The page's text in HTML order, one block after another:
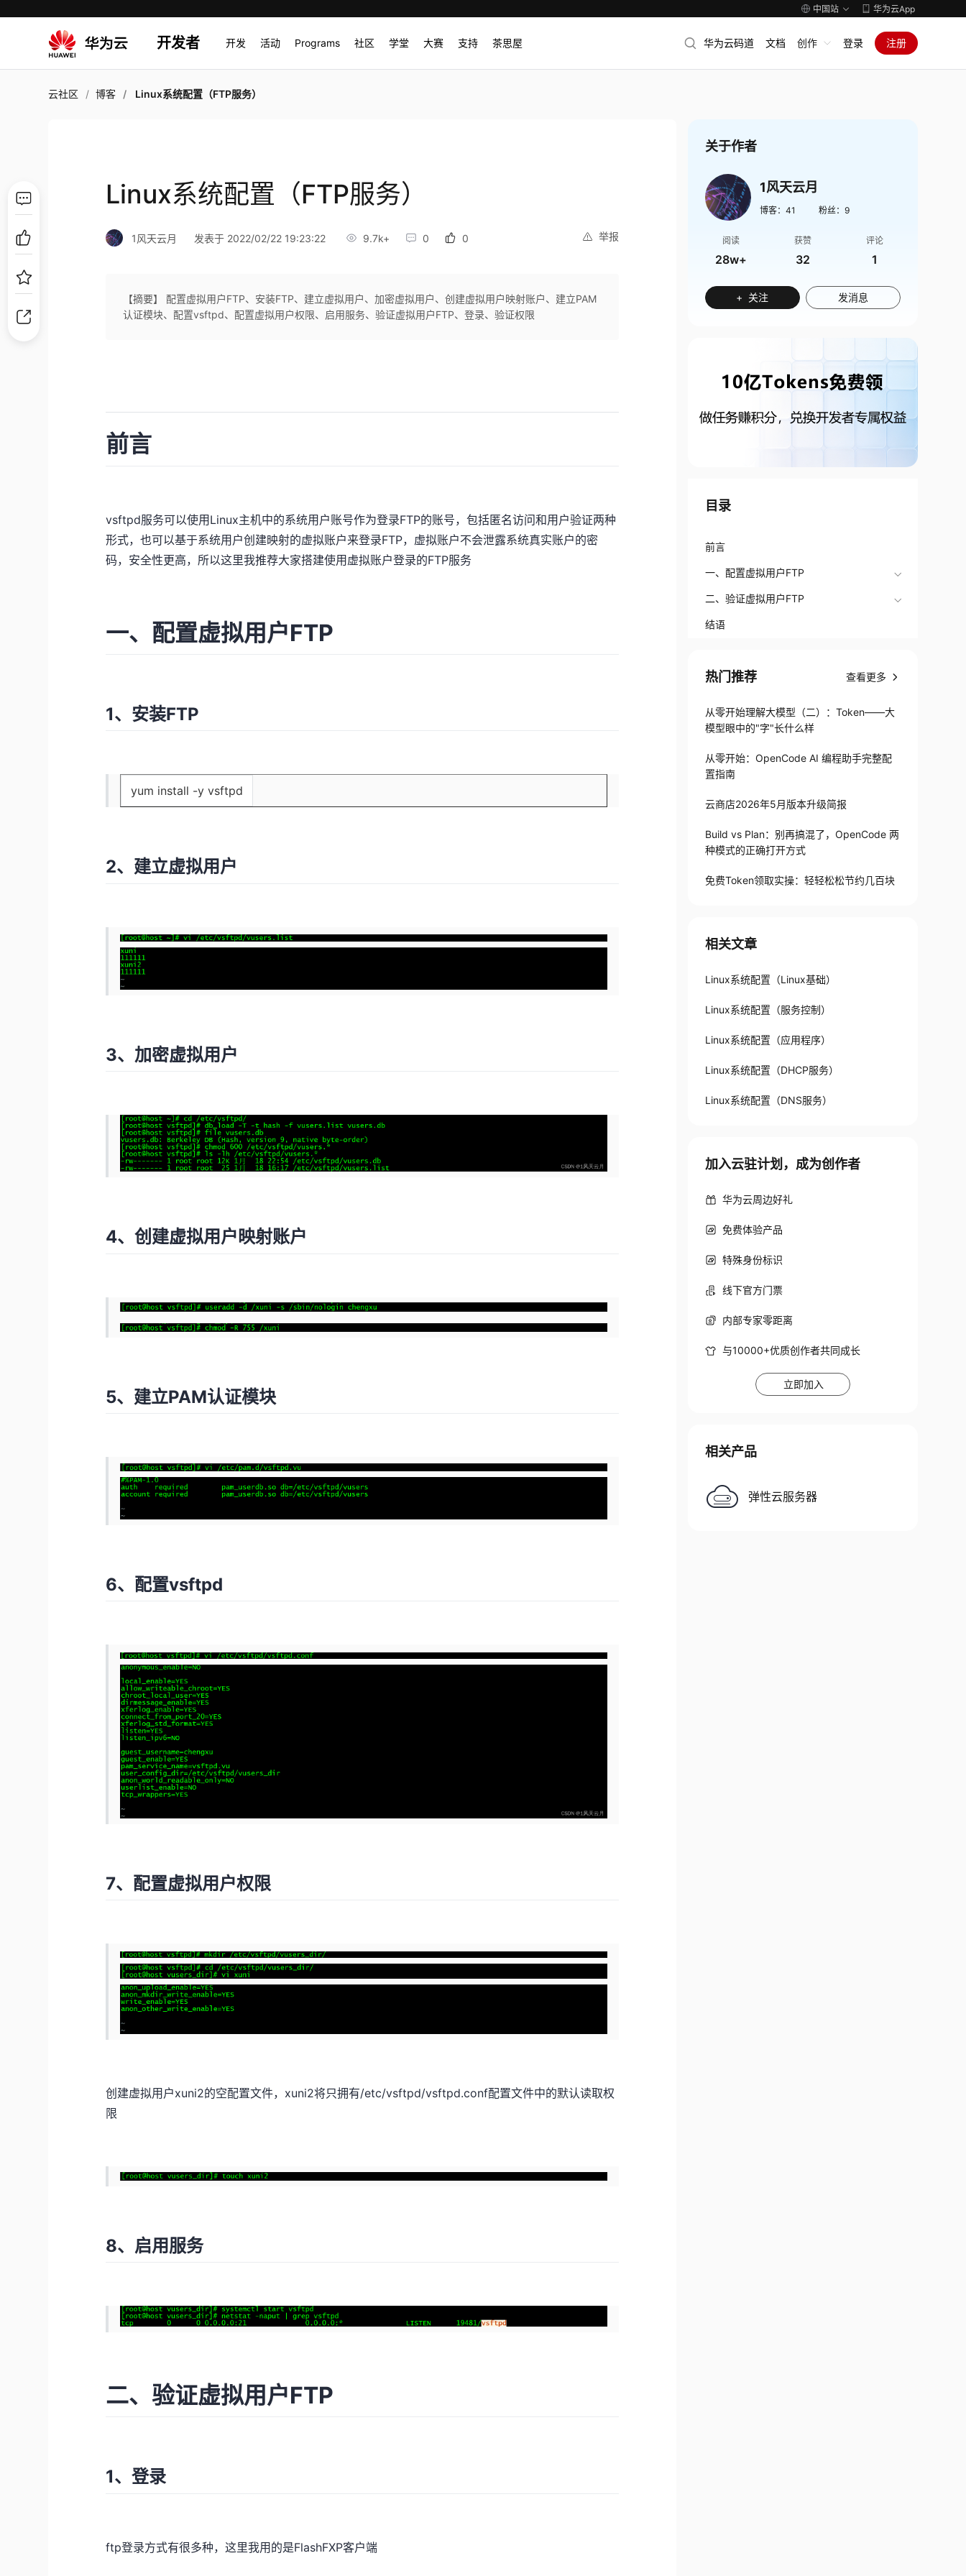
中国站 华为云App
开发者 开发 活动 Programs 社区 学堂 大赛 支持 茶思屋 华为云码道 文档 创作 登录 注册
云社区 博客 Linux系统配置（FTP服务）
Linux系统配置（FTP服务）
举报
1风天云月 发表于 2022/02/22 19:23:22 9.7k+ 0 0
【摘要】 配置虚拟用户FTP、安装FTP、建立虚拟用户、加密虚拟用户、创建虚拟用户映射账户、建立PAM
认证模块、配置vsftpd、配置虚拟用户权限、启用服务、验证虚拟用户FTP、登录、验证权限
前言
vsftpd服务可以使用Linux主机中的系统用户账号作为登录FTP的账号，包括匿名访问和用户验证两种
形式，也可以基于系统用户创建映射的虚拟账户来登录FTP，虚拟账户不会泄露系统真实账户的密
码，安全性更高，所以这里我推荐大家搭建使用虚拟账户登录的FTP服务
一、配置虚拟用户FTP
1、安装FTP
yum install -y vsftpd
2、建立虚拟用户
3、加密虚拟用户
4、创建虚拟用户映射账户
5、建立PAM认证模块
6、配置vsftpd
7、配置虚拟用户权限
创建虚拟用户xuni2的空配置文件，xuni2将只拥有/etc/vsftpd/vsftpd.conf配置文件中的默认读取权
限
8、启用服务
二、验证虚拟用户FTP
1、登录
ftp登录方式有很多种，这里我用的是FlashFXP客户端
关于作者
1风天云月
博客： 41 粉丝： 9
阅读
28w+
获赞
32
评论
1
+ 关注 发消息
目录
前言
一、配置虚拟用户FTP
二、验证虚拟用户FTP
结语
热门推荐 查看更多
从零开始理解大模型（二）：Token——大
模型眼中的"字"长什么样
从零开始：OpenCode AI 编程助手完整配
置指南
云商店2026年5月版本升级简报
Build vs Plan：别再搞混了，OpenCode 两
种模式的正确打开方式
免费Token领取实操：轻轻松松节约几百块
相关文章
Linux系统配置（Linux基础）
Linux系统配置（服务控制）
Linux系统配置（应用程序）
Linux系统配置（DHCP服务）
Linux系统配置（DNS服务）
加入云驻计划，成为创作者
华为云周边好礼
免费体验产品
特殊身份标识
线下官方门票
内部专家零距离
与10000+优质创作者共同成长
立即加入
相关产品
弹性云服务器